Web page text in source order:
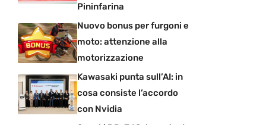
Pininfarina
Nuovo bonus per furgoni e
moto: attenzione alla
motorizzazione
Kawasaki punta sull’AI: in
cosa consiste l’accordo
con Nvidia